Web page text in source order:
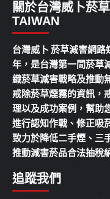
關於台灣威卜菸
TAIWAN
台灣威卜 菸草減害網
年，是台灣第一間菸草
織菸草減害戰略及推動
戒除菸草煙霧的資訊，
理以及成功案例，幫助
進行認知作戰、修正吸
致力於降低二手煙、三
推動減害菸品合法抽稅
追蹤我們